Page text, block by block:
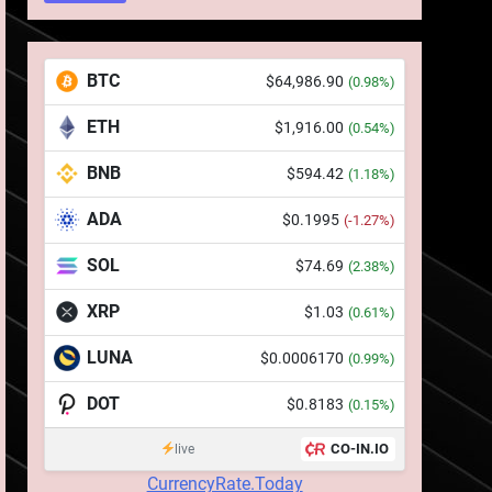
BTC $64,986.90 (0.98%)
ETH $1,916.00 (0.54%)
BNB $594.42 (1.18%)
ADA $0.1995 (-1.27%)
SOL $74.69 (2.38%)
XRP $1.03 (0.61%)
LUNA $0.0006170 (0.99%)
DOT $0.8183 (0.15%)
live CO-IN.IO
CurrencyRate.Today
764 de „balene” dețin 94%
din SHIB, iar prețul se
îndreaptă spre o depășire
a pragului de 0,000005
Regulamentul MiCA
privind serviciile crypto,
obligatoriu de la 1 iulie în
Pariuri cu plata în crypto:
4
Top 10 platforme de
tranzacționare a
criptomonedelor în 2026
INFO